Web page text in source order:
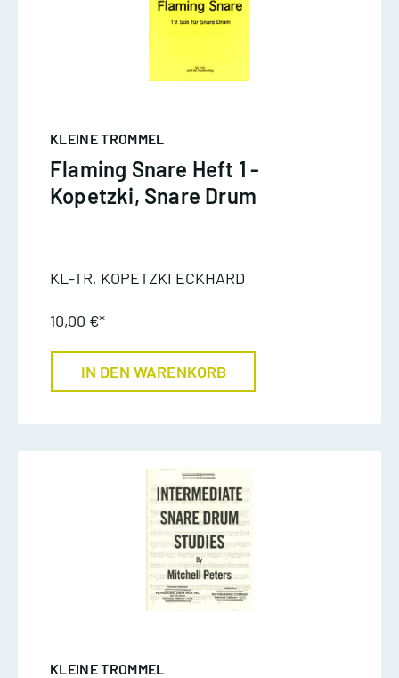
KLEINE TROMMEL
Flaming Snare Heft 1 -
Kopetzki, Snare Drum
KL-TR, KOPETZKI ECKHARD
10,00 €*
IN DEN WARENKORB
KLEINE TROMMEL